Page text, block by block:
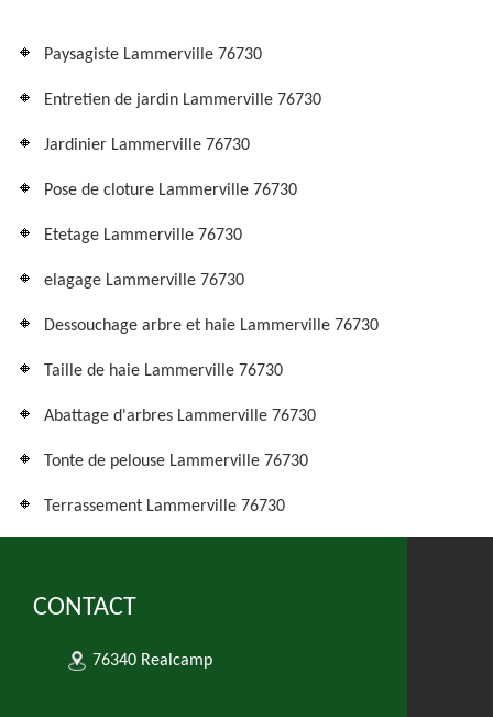
Paysagiste Lammerville 76730
Entretien de jardin Lammerville 76730
Jardinier Lammerville 76730
Pose de cloture Lammerville 76730
Etetage Lammerville 76730
elagage Lammerville 76730
Dessouchage arbre et haie Lammerville 76730
Taille de haie Lammerville 76730
Abattage d'arbres Lammerville 76730
Tonte de pelouse Lammerville 76730
Terrassement Lammerville 76730
CONTACT
76340 Realcamp